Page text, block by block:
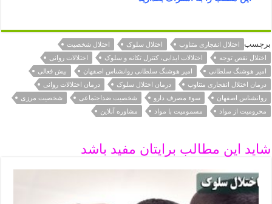
برچسب اختلال انفجاری متناوب اختلال سلوک
اختلال شخصیت
اختلال نقص توجه
اختلالات ایذایی، کنترل تکانه و سلوک
اختلالات روانی
امیر هوشنگ سلطانی
امیر هوشنگ سلطانی روانشناس اصفهان
بیش فعالی
درمان اختلال انفجاری متناوب
درمان اختلال سلوک
درمان اختلالات روانی
روانشناس اصفهان
سوء مصرف دارو شخصیت ضداجتماعی
شخصیت مرزی
محرومیت از مواد
مسمومیت با مواد مشاوره آنلاین
شاید این مطالب برایتان مفید باشد